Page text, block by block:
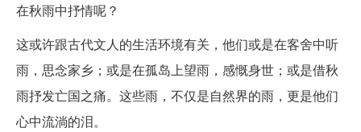
在秋雨中抒情呢？
这或许跟古代文人的生活环境有关，他们或是在客舍中听
雨，思念家乡；或是在孤岛上望雨，感慨身世；或是借秋
雨抒发亡国之痛。这些雨，不仅是自然界的雨，更是他们
心中流淌的泪。